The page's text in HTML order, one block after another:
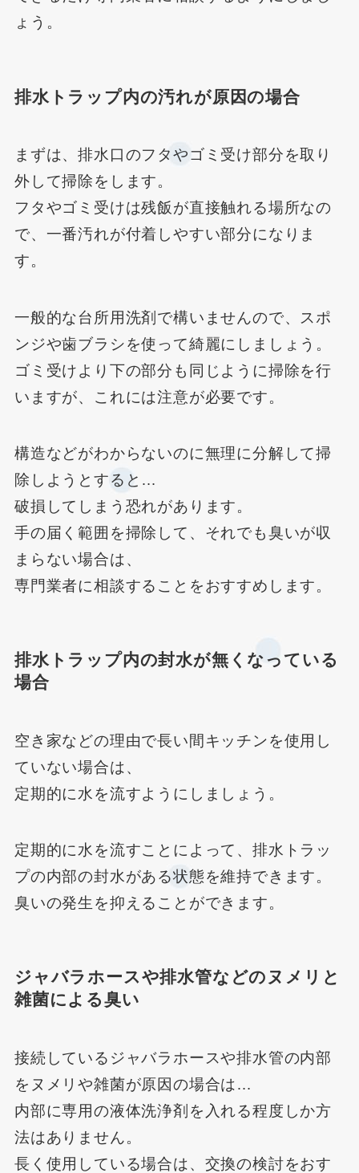
ょう。
排水トラップ内の汚れが原因の場合
まずは、排水口のフタやゴミ受け部分を取り
外して掃除をします。
フタやゴミ受けは残飯が直接触れる場所なの
で、一番汚れが付着しやすい部分になりま
す。
一般的な台所用洗剤で構いませんので、スポ
ンジや歯ブラシを使って綺麗にしましょう。
ゴミ受けより下の部分も同じように掃除を行
いますが、これには注意が必要です。
構造などがわからないのに無理に分解して掃
除しようとすると…
破損してしまう恐れがあります。
手の届く範囲を掃除して、それでも臭いが収
まらない場合は、
専門業者に相談することをおすすめします。
排水トラップ内の封水が無くなっている
場合
空き家などの理由で長い間キッチンを使用し
ていない場合は、
定期的に水を流すようにしましょう。
定期的に水を流すことによって、排水トラッ
プの内部の封水がある状態を維持できます。
臭いの発生を抑えることができます。
ジャバラホースや排水管などのヌメリと
雑菌による臭い
接続しているジャバラホースや排水管の内部
をヌメリや雑菌が原因の場合は…
内部に専用の液体洗浄剤を入れる程度しか方
法はありません。
長く使用している場合は、交換の検討をおす